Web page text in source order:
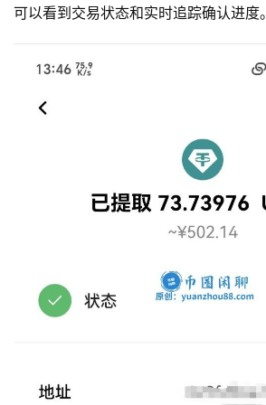
可以看到交易状态和实时追踪确认进度。